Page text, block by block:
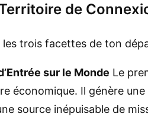
de
les trois facettes de ton
sur le Monde Le
économique. Il génère
source inépuisable de